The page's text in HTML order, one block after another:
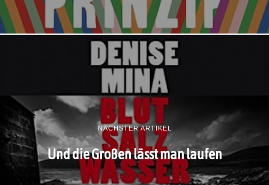
NÄCHSTER ARTIKEL
Und die Großen lässt man laufen